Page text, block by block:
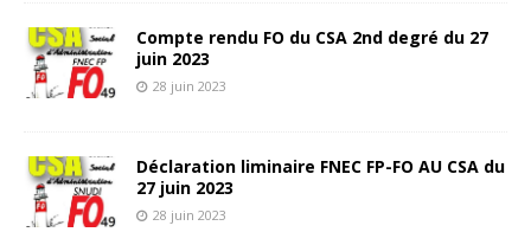
Compte rendu FO du CSA 2nd degré du 27
juin 2023
28 juin 2023
Déclaration liminaire FNEC FP-FO AU CSA du
27 juin 2023
28 juin 2023